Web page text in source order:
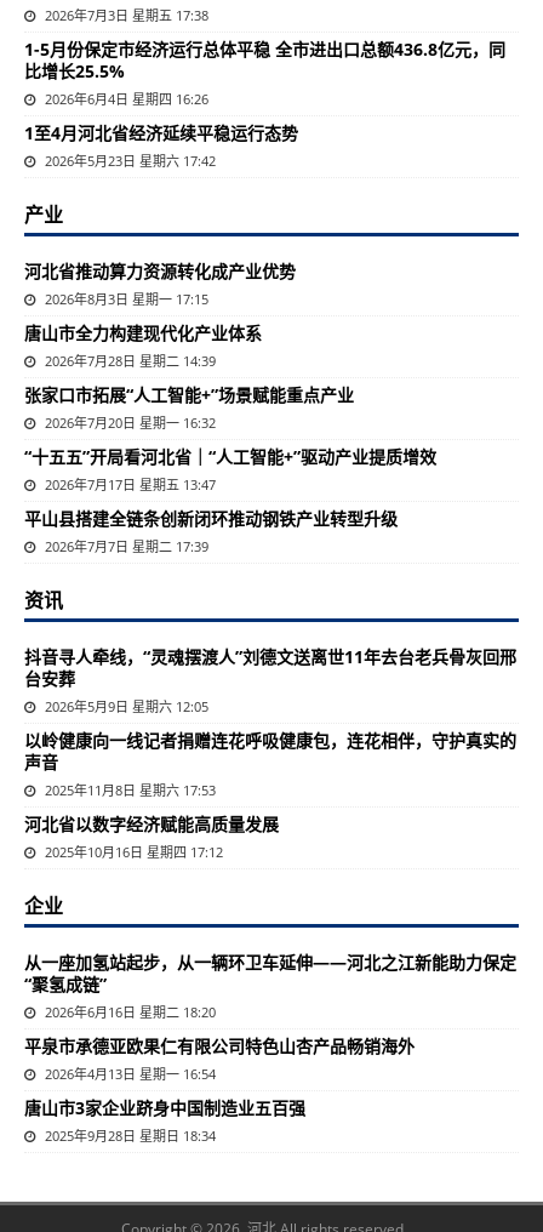
2026年7月3日 星期五 17:38
1-5月份保定市经济运行总体平稳 全市进出口总额436.8亿元，同
比增长25.5%
2026年6月4日 星期四 16:26
1至4月河北省经济延续平稳运行态势
2026年5月23日 星期六 17:42
产业
河北省推动算力资源转化成产业优势
2026年8月3日 星期一 17:15
唐山市全力构建现代化产业体系
2026年7月28日 星期二 14:39
张家口市拓展“人工智能+”场景赋能重点产业
2026年7月20日 星期一 16:32
“十五五”开局看河北省｜“人工智能+”驱动产业提质增效
2026年7月17日 星期五 13:47
平山县搭建全链条创新闭环推动钢铁产业转型升级
2026年7月7日 星期二 17:39
资讯
抖音寻人牵线，“灵魂摆渡人”刘德文送离世11年去台老兵骨灰回邢
台安葬
2026年5月9日 星期六 12:05
以岭健康向一线记者捐赠连花呼吸健康包，连花相伴，守护真实的
声音
2025年11月8日 星期六 17:53
河北省以数字经济赋能高质量发展
2025年10月16日 星期四 17:12
企业
从一座加氢站起步，从一辆环卫车延伸——河北之江新能助力保定
“聚氢成链”
2026年6月16日 星期二 18:20
平泉市承德亚欧果仁有限公司特色山杏产品畅销海外
2026年4月13日 星期一 16:54
唐山市3家企业跻身中国制造业五百强
2025年9月28日 星期日 18:34